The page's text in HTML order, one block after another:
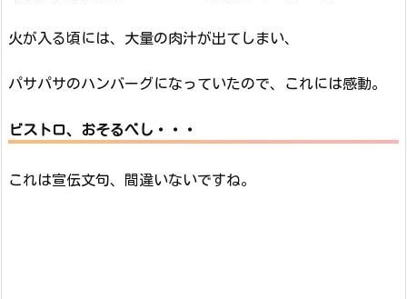
火が入る頃には、大量の肉汁が出てしまい、
パサパサのハンバーグになっていたので、これには感動。
ビストロ、おそるべし・・・
これは宣伝文句、間違いないですね。